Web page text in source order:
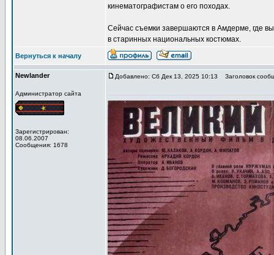
кинематографистам о его походах.
Сейчас съемки завершаются в Амдерме, где
в старинных национальных костюмах.
Вернуться к началу
Newlander
Администратор сайта
Зарегистрирован:
08.06.2007
Сообщения: 1678
Добавлено: Сб Дек 13, 2025 10:13 Заголовок